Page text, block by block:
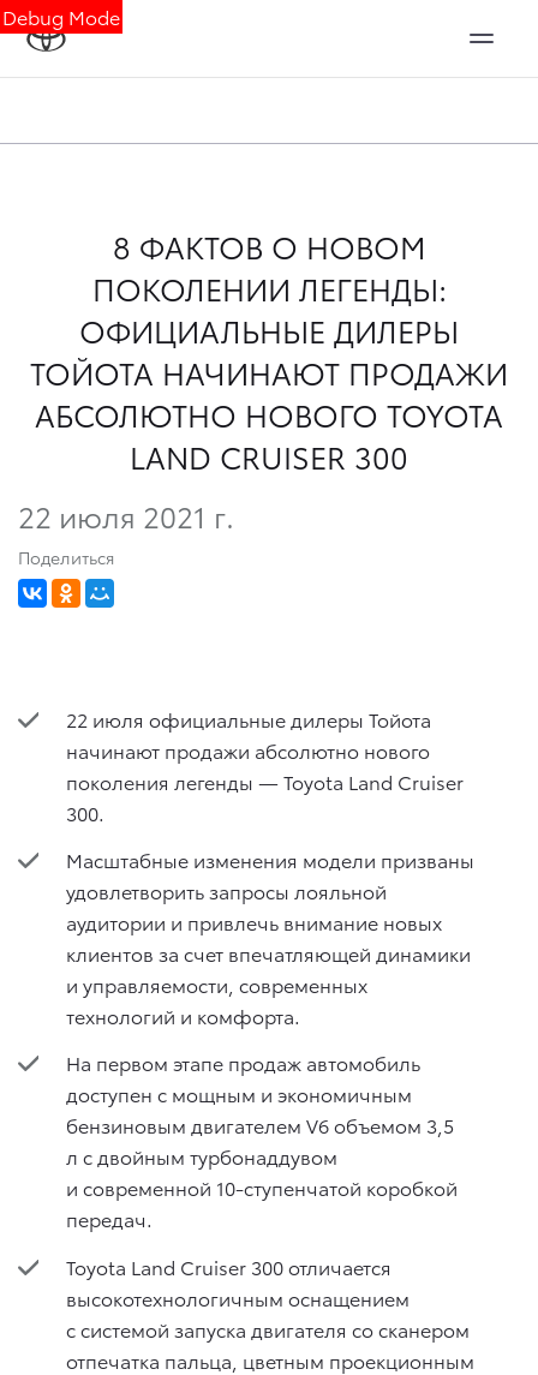
Debug Mode
8 ФАКТОВ О НОВОМ
ПОКОЛЕНИИ ЛЕГЕНДЫ:
ОФИЦИАЛЬНЫЕ ДИЛЕРЫ
ТОЙОТА НАЧИНАЮТ ПРОДАЖИ
АБСОЛЮТНО НОВОГО TOYOTA
LAND CRUISER 300
22 июля 2021 г.
Поделиться
22 июля официальные дилеры Тойота
начинают продажи абсолютно нового
поколения легенды — Toyota Land Cruiser
300.
Масштабные изменения модели призваны
удовлетворить запросы лояльной
аудитории и привлечь внимание новых
клиентов за счет впечатляющей динамики
и управляемости, современных
технологий и комфорта.
На первом этапе продаж автомобиль
доступен с мощным и экономичным
бензиновым двигателем V6 объемом 3,5
л с двойным турбонаддувом
и современной 10-ступенчатой коробкой
передач.
Toyota Land Cruiser 300 отличается
высокотехнологичным оснащением
c системой запуска двигателя со сканером
отпечатка пальца, цветным проекционным